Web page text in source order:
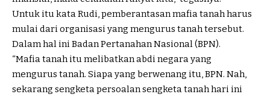
Untuk itu kata Rudi, pemberantasan mafia tanah harus
mulai dari organisasi yang mengurus tanah tersebut.
Dalam hal ini Badan Pertanahan Nasional (BPN).
“Mafia tanah itu melibatkan abdi negara yang
mengurus tanah. Siapa yang berwenang itu, BPN. Nah,
sekarang sengketa persoalan sengketa tanah hari ini